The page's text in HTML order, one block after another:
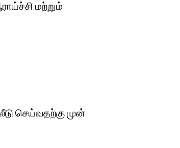
மற்றும்
செய்வதற்கு முன்